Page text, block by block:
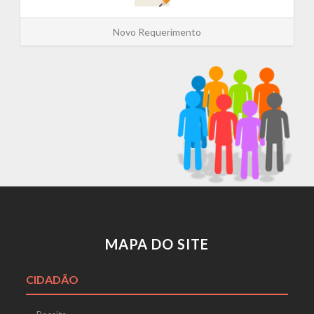
Novo Requerimento
MAPA DO SITE
CIDADÃO